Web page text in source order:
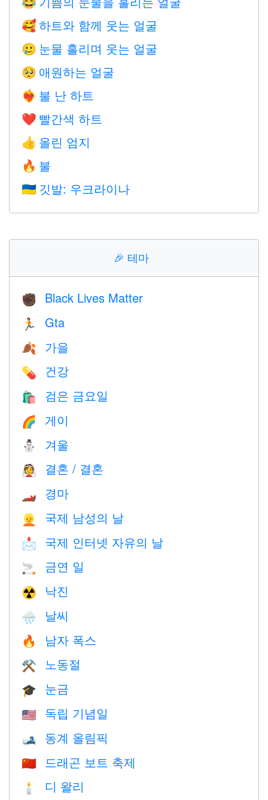
🥰 하트와 함께 웃는 얼굴
🥲 눈물 흘리며 웃는 얼굴
🥺 애원하는 얼굴
❤️‍🔥 불 난 하트
❤️ 빨간색 하트
👍 올린 엄지
🔥 불
🇺🇦 깃발: 우크라이나
🎉 테마
✊🏿 Black Lives Matter
🏃 Gta
🍂 가을
💊 건강
🛍 검은 금요일
🌈 게이
⛄ 겨울
👰 결혼 / 결혼
🏎 경마
👱 국제 남성의 날
📩 국제 인터넷 자유의 날
🚬 금연 일
☢️ 낙진
🌧 날씨
🔥 남자 폭스
⚒️ 노동절
🎓 눈금
🇺🇸 독립 기념일
🎿 동계 올림픽
🇨🇳 드래곤 보트 축제
🕯 디 왈리